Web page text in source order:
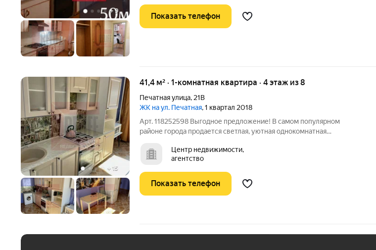
+9
Показать телефон
+ 15
41,4 м² · 1-комнатная квартира · 4 этаж из 8
Печатная улица, 21В
ЖК на ул. Печатная, 1 квартал 2018
Арт. 118252598 Выгодное предложение! В самом популярном
районе города продается светлая, уютная однокомнатная
Калининграда на тихой и зеленой улице Печатная, в доме
построенном в 2018 году. Квартира
Центр недвижимости,
агентство
Показать телефон